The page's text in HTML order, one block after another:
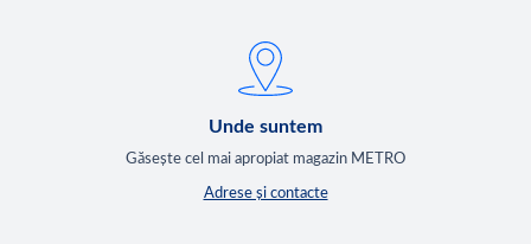
Unde suntem
Găsește cel mai apropiat magazin METRO
Adrese și contacte